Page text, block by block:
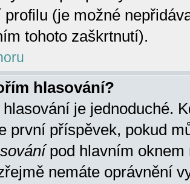
profilu (je možné
tohoto zaškrtnutí).
hlasování?
je jednoduché.
první příspěvek, pokud
pod hlavním oknem
nemáte oprávnění